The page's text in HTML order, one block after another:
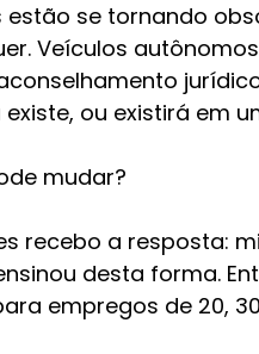
se tornando
Veículos autônomos
ou existirá em
mudar?
recebo a resposta:
desta forma.
empregos de 20,